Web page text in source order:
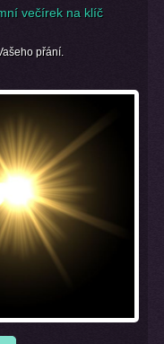
večírek na klíč
přání.